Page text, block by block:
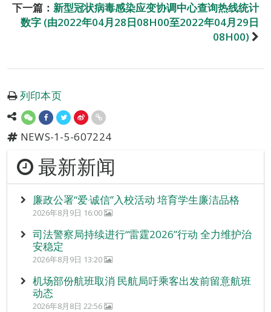
下一篇： 新型冠状病毒感染应变协调中心查询热线统计
数字 (由2022年04月28日08H00至2022年04月29日
08H00)
列印本页
NEWS-1-5-607224
最新新闻
廉政公署“爱‧诚信”入校活动 培育学生廉洁品格
2026年8月9日 16:00
司法警察局持续进行“雷霆2026”行动 全力维护治
安稳定
2026年8月9日 13:20
机场部份航班取消 民航局吁乘客出发前留意航班
动态
2026年8月8日 22:56